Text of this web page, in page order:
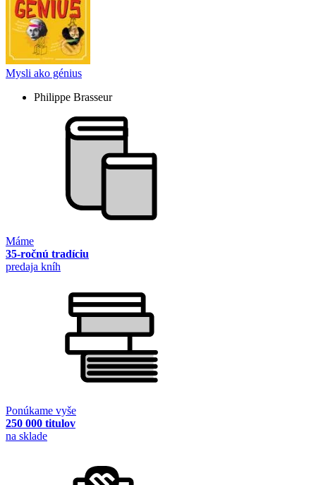
Mysli ako génius
Philippe Brasseur
Máme
35-ročnú tradíciu
predaja kníh
Ponúkame vyše
250 000 titulov
na sklade